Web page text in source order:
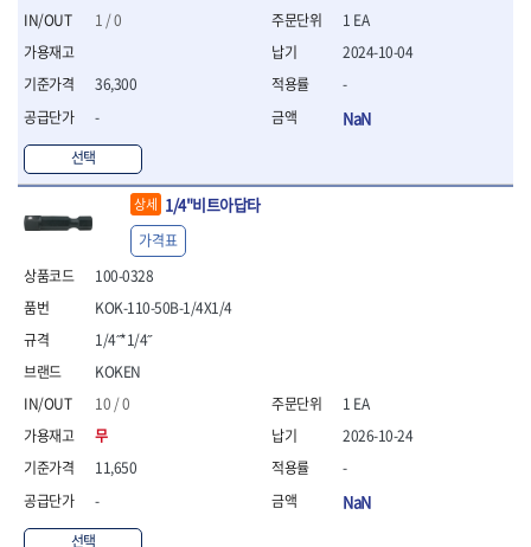
- 펀치
- 톱대
- 빠루
- 철공끌
원예.사무용품
- 전지가위
- 전정톱
- 접톱
- 목공톱
- 다목적가위
- 안전커터칼
- 휠메저
- 마킹
- 철공용줄
1 / 0
36,300
-
선택
1 EA
2024-10-04
-
NaN
상세 1/4"비트아답타
100-0328
KOKEN
10 / 0
무
11,650
-
선택
KOK-110-50B-1/4X1/4
1/4˝*1/4˝
가격표
1 EA
2026-10-24
-
NaN